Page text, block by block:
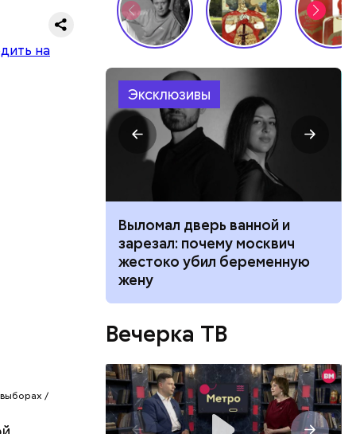
/
в
Эксклюзивы
Выломал дверь ванной и
зарезал: почему москвич
жестоко убил беременную
жену
Вечерка ТВ